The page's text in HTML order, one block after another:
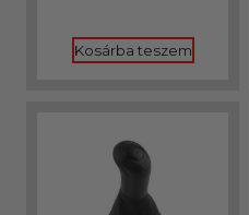
Kosárba teszem